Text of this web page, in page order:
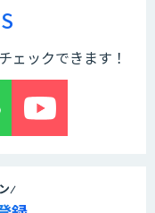
ェックできます！